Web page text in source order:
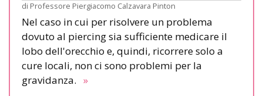
di Professore Piergiacomo Calzavara Pinton
Nel caso in cui per risolvere un problema
dovuto al piercing sia sufficiente medicare il
lobo dell'orecchio e, quindi, ricorrere solo a
cure locali, non ci sono problemi per la
gravidanza. »